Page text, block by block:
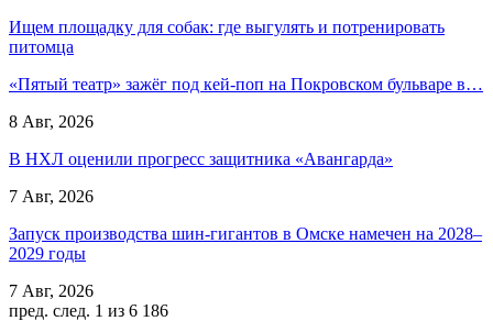
Ищем площадку для собак: где выгулять и потренировать
питомца
«Пятый театр» зажёг под кей-поп на Покровском бульваре в…
8 Авг, 2026
В НХЛ оценили прогресс защитника «Авангарда»
7 Авг, 2026
Запуск производства шин-гигантов в Омске намечен на 2028–
2029 годы
7 Авг, 2026
пред. след. 1 из 6 186